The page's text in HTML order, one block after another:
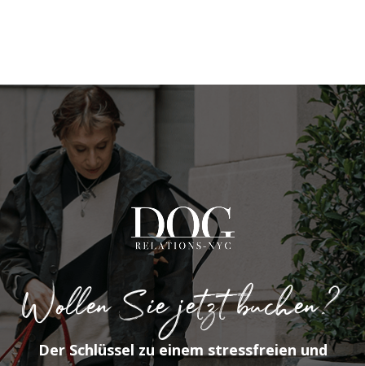
Wollen Sie jetzt buchen?
Der Schlüssel zu einem stressfreien und